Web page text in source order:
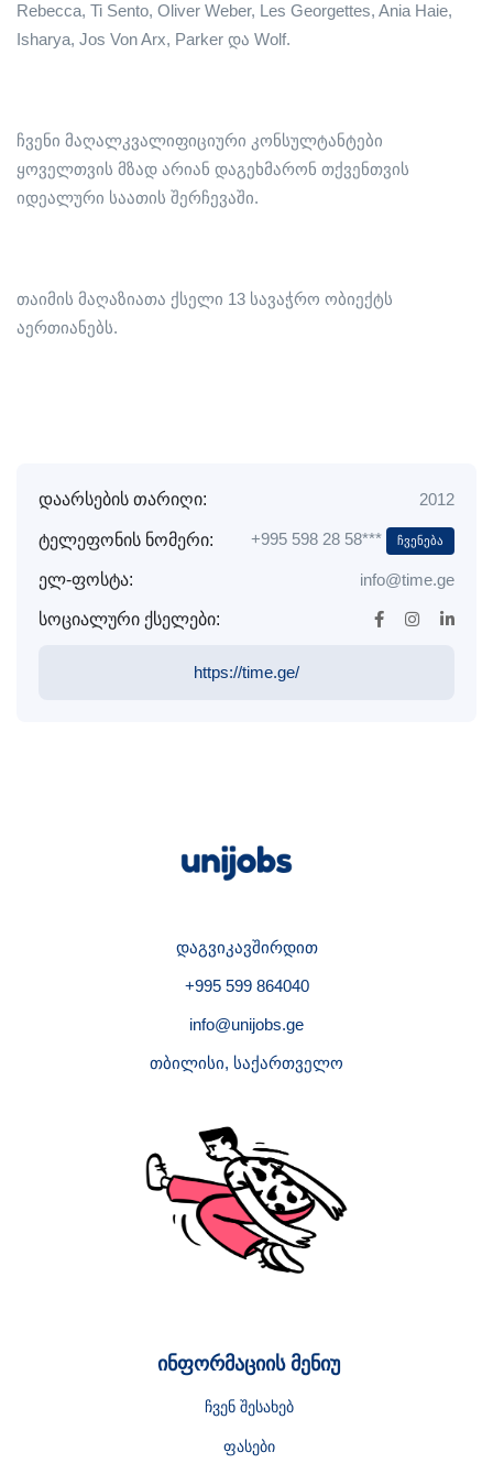
Rebecca, Ti Sento, Oliver Weber, Les Georgettes, Ania Haie,
Isharya, Jos Von Arx, Parker და Wolf.
ჩვენი მაღალკვალიფიციური კონსულტანტები
ყოველთვის მზად არიან დაგეხმარონ თქვენთვის
იდეალური საათის შერჩევაში.
თაიმის მაღაზიათა ქსელი 13 სავაჭრო ობიექტს
აერთიანებს.
დაარსების თარიღი: 2012
ტელეფონის ნომერი: +995 598 28 58*** Ჩვენება
ელ-ფოსტა: info@time.ge
სოციალური ქსელები:
https://time.ge/
დაგვიკავშირდით
+995 599 864040
info@unijobs.ge
თბილისი, საქართველო
ინფორმაციის მენიუ
ჩვენ შესახებ
ფასები